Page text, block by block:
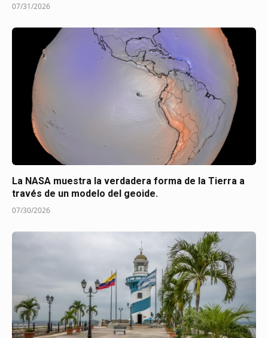
07/31/2026
La NASA muestra la verdadera forma de la Tierra a
través de un modelo del geoide.
07/30/2026